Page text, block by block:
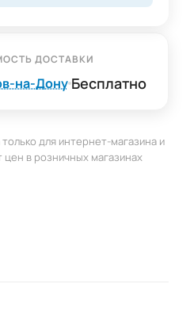
ДОСТАВКИ
на-ДонуБесплатно
для интернет-магазина и
цен в розничных магазинах